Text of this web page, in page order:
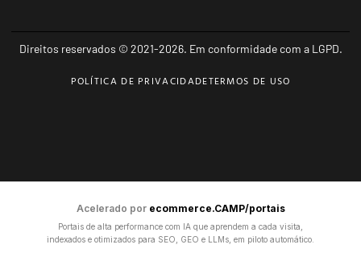
Direitos reservados © 2021-2026. Em conformidade com a LGPD.
POLÍTICA DE PRIVACIDADETERMOS DE USO
Acelerado por ecommerce.CAMP/portais
Portais de alta performance com IA que aprendem a cada visita,
indexados e otimizados para SEO, GEO e LLMs, em piloto automático.